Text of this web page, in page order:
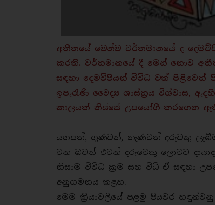
අතීතයේ මෙන්ම වර්තමාන​යේ ද
කරති. වර්තමානයේ දී මෙන් නොව
සඳහා දෙමව්පියන් විවිධ වත් පිළිවෙත්
ඉපැරැණි වෛද්‍ය ශාස්ත්‍රය විශ්වාස,
කාලයක් තිස්සේ උපයෝගී කරගෙන
යහපත්, ගුණවත්, නැණවත් දරුවකු
වන බවත් එවන් දරුවෙකු ලොවට
නිසාම විවිධ ක්‍රම සහ විධි ඒ සඳහා
අනුගමනය කළහ.
මෙම ක්‍රියාවලියේ පළමු පියවර